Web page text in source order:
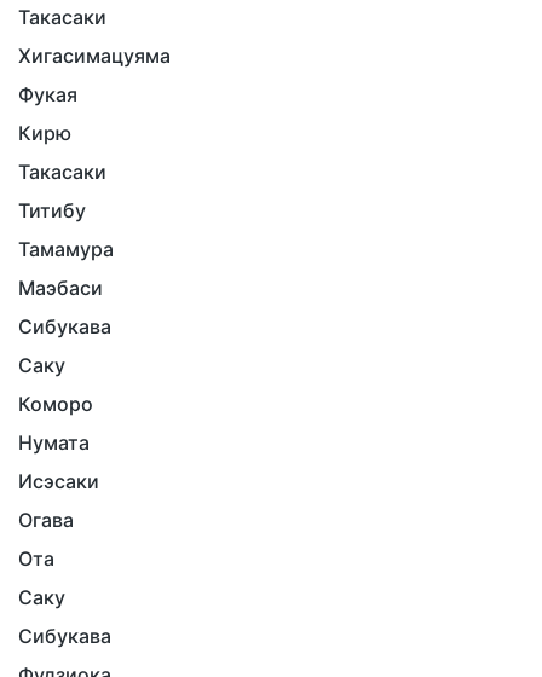
Такасаки
Хигасимацуяма
Фукая
Кирю
Такасаки
Титибу
Тамамура
Маэбаси
Сибукава
Саку
Коморо
Нумата
Исэсаки
Огава
Ота
Саку
Сибукава